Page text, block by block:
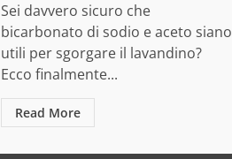
Sei davvero sicuro che
bicarbonato di sodio e aceto siano
utili per sgorgare il lavandino?
Ecco finalmente...
Read More